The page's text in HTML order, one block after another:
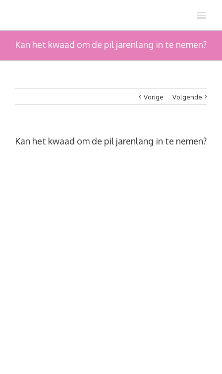
Kan het kwaad om de pil jarenlang in te nemen?
Vorige Volgende
Kan het kwaad om de pil jarenlang in te nemen?